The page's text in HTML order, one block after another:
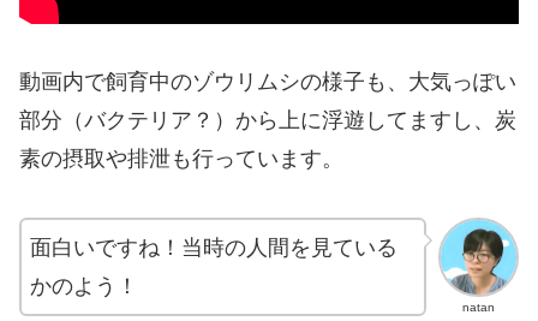
動画内で飼育中のゾウリムシの様子も、大気っぽい
部分（バクテリア？）から上に浮遊してますし、炭
素の摂取や排泄も行っています。
natan
面白いですね！当時の人間を見ている
かのよう！